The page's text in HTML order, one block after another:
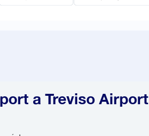
a Treviso Airport